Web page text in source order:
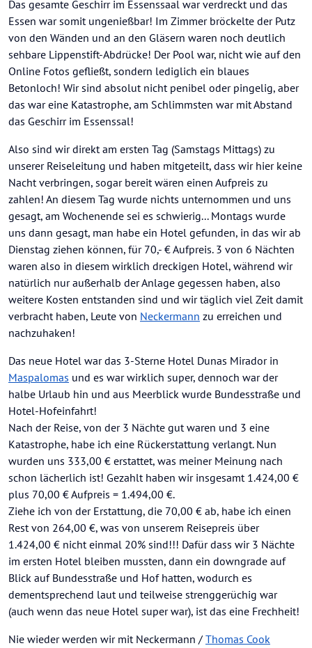
Das gesamte Geschirr im Essenssaal war verdreckt und das
Essen war somit ungenießbar! Im Zimmer bröckelte der Putz
von den Wänden und an den Gläsern waren noch deutlich
sehbare Lippenstift-Abdrücke! Der Pool war, nicht wie auf den
Online Fotos gefließt, sondern lediglich ein blaues
Betonloch! Wir sind absolut nicht penibel oder pingelig, aber
das war eine Katastrophe, am Schlimmsten war mit Abstand
das Geschirr im Essenssal!
Also sind wir direkt am ersten Tag (Samstags Mittags) zu
unserer Reiseleitung und haben mitgeteilt, dass wir hier keine
Nacht verbringen, sogar bereit wären einen Aufpreis zu
zahlen! An diesem Tag wurde nichts unternommen und uns
gesagt, am Wochenende sei es schwierig... Montags wurde
uns dann gesagt, man habe ein Hotel gefunden, in das wir ab
Dienstag ziehen können, für 70,- € Aufpreis. 3 von 6 Nächten
waren also in diesem wirklich dreckigen Hotel, während wir
natürlich nur außerhalb der Anlage gegessen haben, also
weitere Kosten entstanden sind und wir täglich viel Zeit damit
verbracht haben, Leute von Neckermann zu erreichen und
nachzuhaken!
Das neue Hotel war das 3-Sterne Hotel Dunas Mirador in
Maspalomas und es war wirklich super, dennoch war der
halbe Urlaub hin und aus Meerblick wurde Bundesstraße und
Hotel-Hofeinfahrt!
Nach der Reise, von der 3 Nächte gut waren und 3 eine
Katastrophe, habe ich eine Rückerstattung verlangt. Nun
wurden uns 333,00 € erstattet, was meiner Meinung nach
schon lächerlich ist! Gezahlt haben wir insgesamt 1.424,00 €
plus 70,00 € Aufpreis = 1.494,00 €.
Ziehe ich von der Erstattung, die 70,00 € ab, habe ich einen
Rest von 264,00 €, was von unserem Reisepreis über
1.424,00 € nicht einmal 20% sind!!! Dafür dass wir 3 Nächte
im ersten Hotel bleiben mussten, dann ein downgrade auf
Blick auf Bundesstraße und Hof hatten, wodurch es
dementsprechend laut und teilweise strenggerüchig war
(auch wenn das neue Hotel super war), ist das eine Frechheit!
Nie wieder werden wir mit Neckermann / Thomas Cook